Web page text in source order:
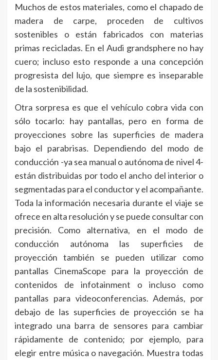
Muchos de estos materiales, como el chapado de
madera de carpe, proceden de cultivos
sostenibles o están fabricados con materias
primas recicladas. En el Audi grandsphere no hay
cuero; incluso esto responde a una concepción
progresista del lujo, que siempre es inseparable
de la sostenibilidad.
Otra sorpresa es que el vehículo cobra vida con
sólo tocarlo: hay pantallas, pero en forma de
proyecciones sobre las superficies de madera
bajo el parabrisas. Dependiendo del modo de
conducción -ya sea manual o autónoma de nivel 4-
están distribuidas por todo el ancho del interior o
segmentadas para el conductor y el acompañante.
Toda la información necesaria durante el viaje se
ofrece en alta resolución y se puede consultar con
precisión. Como alternativa, en el modo de
conducción autónoma las superficies de
proyección también se pueden utilizar como
pantallas CinemaScope para la proyección de
contenidos de infotainment o incluso como
pantallas para videoconferencias. Además, por
debajo de las superficies de proyección se ha
integrado una barra de sensores para cambiar
rápidamente de contenido; por ejemplo, para
elegir entre música o navegación. Muestra todas